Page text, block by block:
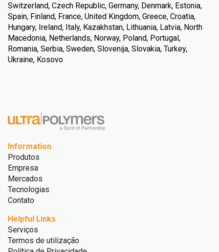
Switzerland, Czech Republic, Germany, Denmark, Estonia,
Spain, Finland, France, United Kingdom, Greece, Croatia,
Hungary, Ireland, Italy, Kazakhstan, Lithuania, Latvia, North
Macedonia, Netherlands, Norway, Poland, Portugal,
Romania, Serbia, Sweden, Slovenija, Slovakia, Turkey,
Ukraine, Kosovo
Information
Produtos
Empresa
Mercados
Tecnologias
Contato
Helpful Links
Serviços
Termos de utilização